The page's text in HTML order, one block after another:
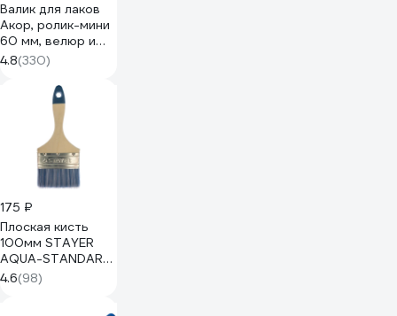
Валик для лаков
Акор, ролик-мини
60 мм, велюр и
шерсть 4 мм,
кронштейн 6 мм,
Мастер 501 30
4.8(330)
175 ₽
Плоская кисть
100мм STAYER
AQUA-STANDARD
01032-100
4.6(98)